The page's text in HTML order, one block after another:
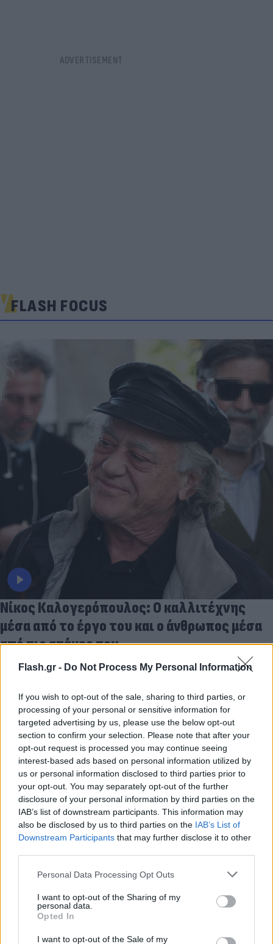
Flash.gr - Do Not Process My Personal Information
If you wish to opt-out of the sale, sharing to third parties, or
processing of your personal or sensitive information for
targeted advertising by us, please use the below opt-out
section to confirm your selection. Please note that after your
opt-out request is processed you may continue seeing
interest-based ads based on personal information utilized by
us or personal information disclosed to third parties prior to
your opt-out. You may separately opt-out of the further
disclosure of your personal information by third parties on the
IAB’s list of downstream participants. This information may
also be disclosed by us to third parties on the IAB’s List of
Downstream Participants that may further disclose it to other
Please note that this website/app uses one or more Google
not limited to your visit or usage behaviour. You may click to
grant or deny consent to Google and its third-party tags to
use your data for below specified purposes in below Google
consent section.
Personal Data Processing Opt Outs
I want to opt-out of the Sharing of my
personal data.
Opted In
I want to opt-out of the Sale of my
FLASH FOCUS
Νίκος Καλογερόπουλος: Ο καλλιτέχνης
μέσα από το έργο του και ο άνθρωπος μέσα
από τις ατάκες του
10.08.2026